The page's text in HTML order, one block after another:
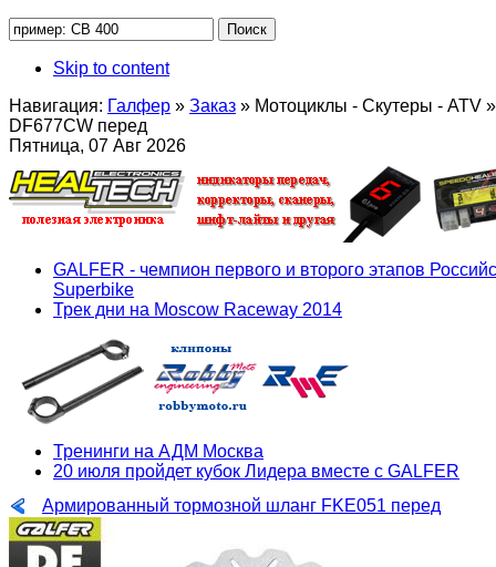
Skip to content
Навигация: Галфер » Заказ » Мотоциклы - Скутеры - ATV »
DF677CW перед
Пятница, 07 Авг 2026
GALFER - чемпион первого и второго этапов
Superbike
Трек дни на Moscow Raceway 2014
Тренинги на АДМ Москва
20 июля пройдет кубок Лидера вместе с GALFER
Армированный тормозной шланг FKE051 перед